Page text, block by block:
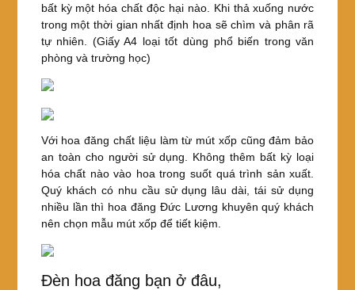
bất kỳ một hóa chất độc hại nào. Khi thả xuống nước
trong một thời gian nhất định hoa sẽ chìm và phân rã
tự nhiên. (Giấy A4 loại tốt dùng phổ biến trong văn
phòng và trường học)
Với hoa đăng chất liệu làm từ mút xốp cũng đảm bảo
an toàn cho người sử dụng. Không thêm bất kỳ loại
hóa chất nào vào hoa trong suốt quá trình sản xuất.
Quý khách có nhu cầu sử dụng lâu dài, tái sử dụng
nhiều lần thì hoa đăng Đức Lương khuyên quý khách
nên chọn mẫu mút xốp để tiết kiệm.
Đèn hoa đăng bạn ở đâu,